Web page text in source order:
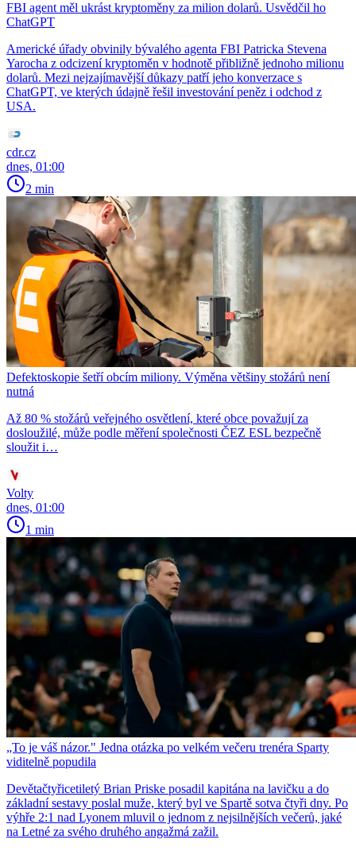
FBI agent měl ukrást kryptoměny za milion dolarů. Usvědčil ho
ChatGPT
Americké úřady obvinily bývalého agenta FBI Patricka Stevena
Yarocha z odcizení kryptoměn v hodnotě přibližně jednoho milionu
dolarů. Mezi nejzajímavější důkazy patří jeho konverzace s
ChatGPT, ve kterých údajně řešil investování peněz i odchod z
USA.
cdr.cz
dnes, 01:00
2 min
Defektoskopie šetří obcím miliony. Výměna většiny stožárů není
nutná
Až 80 % stožárů veřejného osvětlení, které obce považují za
dosloužilé, může podle měření společnosti ČEZ ESL bezpečně
sloužit i…
Volty
dnes, 01:00
1 min
„To je váš názor." Jedna otázka po velkém večeru trenéra Sparty
viditelně popudila
Devětačtyřicetiletý Brian Priske posadil kapitána na lavičku a do
základní sestavy poslal muže, který byl ve Spartě sotva čtyři dny. Po
výhře 2:1 nad Lyonem mluvil o jednom z nejsilnějších večerů, jaké
na Letné za svého druhého angažmá zažil.